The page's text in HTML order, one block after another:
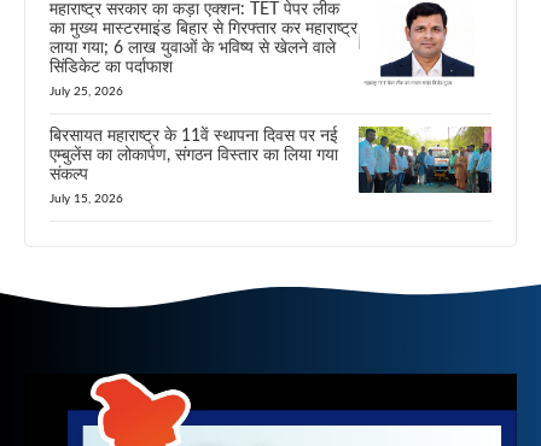
महाराष्ट्र सरकार का कड़ा एक्शन: TET पेपर लीक
का मुख्य मास्टरमाइंड बिहार से गिरफ्तार कर महाराष्ट्र
लाया गया; 6 लाख युवाओं के भविष्य से खेलने वाले
सिंडिकेट का पर्दाफाश
July 25, 2026
बिरसायत महाराष्ट्र के 11वें स्थापना दिवस पर नई
एम्बुलेंस का लोकार्पण, संगठन विस्तार का लिया गया
संकल्प
July 15, 2026